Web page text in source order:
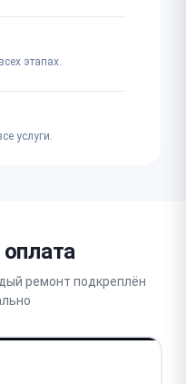
этапах.
услуги.
оплата
ремонт подкреплён